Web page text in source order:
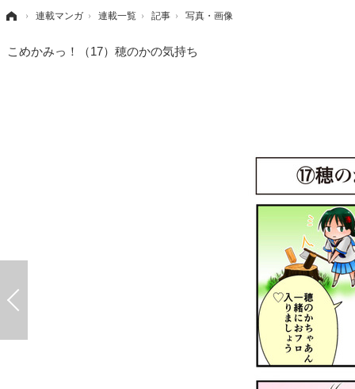
› 連載マンガ › 連載一覧 › 記事 › 写真・画像
こめかみっ！（17）穂のかの気持ち